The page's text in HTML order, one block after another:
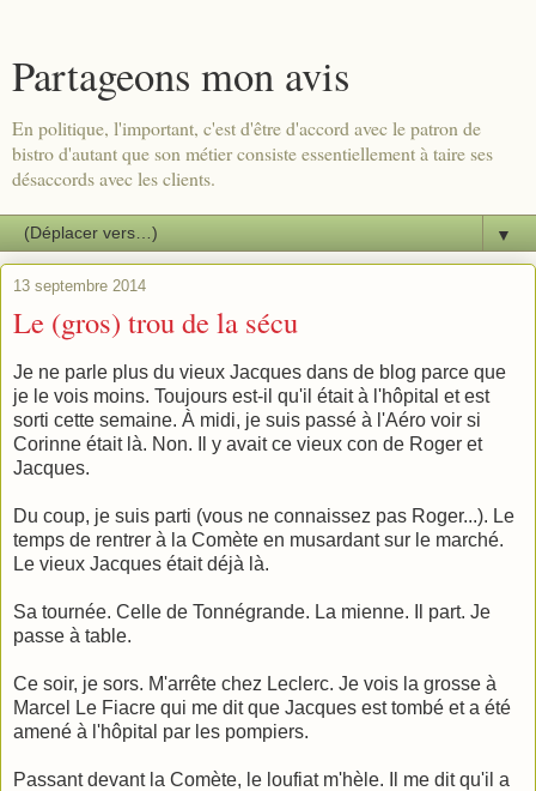
Partageons mon avis
En politique, l'important, c'est d'être d'accord avec le patron de
bistro d'autant que son métier consiste essentiellement à taire ses
désaccords avec les clients.
▼
13 septembre 2014
Le (gros) trou de la sécu
Je ne parle plus du vieux Jacques dans de blog parce que
je le vois moins. Toujours est-il qu'il était à l'hôpital et est
sorti cette semaine. À midi, je suis passé à l'Aéro voir si
Corinne était là. Non. Il y avait ce vieux con de Roger et
Jacques.
Du coup, je suis parti (vous ne connaissez pas Roger...). Le
temps de rentrer à la Comète en musardant sur le marché.
Le vieux Jacques était déjà là.
Sa tournée. Celle de Tonnégrande. La mienne. Il part. Je
passe à table.
Ce soir, je sors. M'arrête chez Leclerc. Je vois la grosse à
Marcel Le Fiacre qui me dit que Jacques est tombé et a été
amené à l'hôpital par les pompiers.
Passant devant la Comète, le loufiat m'hèle. Il me dit qu'il a